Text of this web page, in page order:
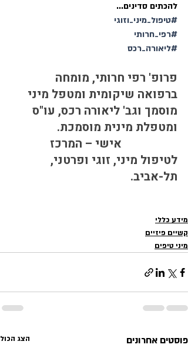
להכתים סדינים...
#טיפול_מיני_וזוגי
#רפי_חרותי
#ליאורה_רכס
פרופ' רפי חרותי, מומחה
ברפואה שיקומית ומטפל מיני
מוסמך וגב' ליאורה רכס, עו"ס
ומטפלת מינית מוסמכת.
                   אישי – המרכז
לטיפול מיני, זוגי ופרטני,
תל-אביב.
מידע כללי
קשיים פיזיים
מיני טיפים
פוסטים אחרונים הצג הכול